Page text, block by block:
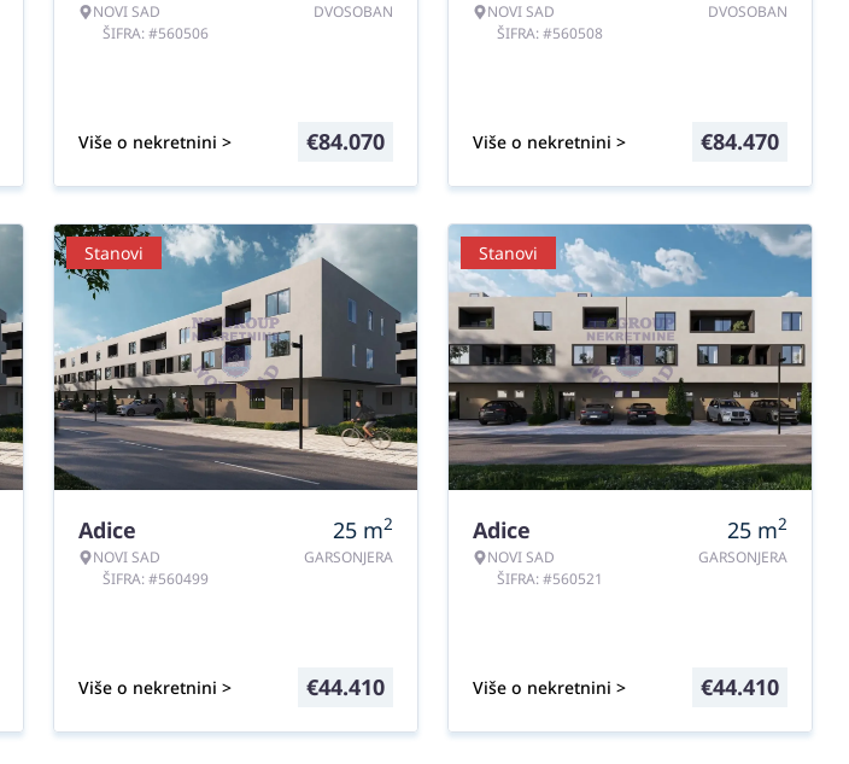
NOVI SAD
ŠIFRA: #560506
DVOSOBAN
Više o nekretnini > €84.070
NOVI SAD
ŠIFRA: #560508
DVOSOBAN
Više o nekretnini > €84.470
Stanovi
Adice
NOVI SAD
ŠIFRA: #560499
25 m2
GARSONJERA
Više o nekretnini > €44.410
Stanovi
Adice
NOVI SAD
ŠIFRA: #560521
25 m2
GARSONJERA
Više o nekretnini > €44.410